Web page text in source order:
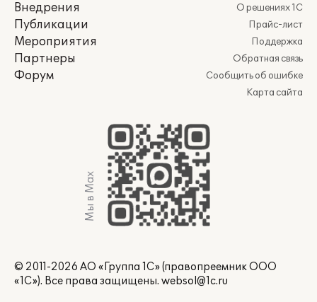
Внедрения
Публикации
Мероприятия
Партнеры
Форум
О решениях 1С
Прайс-лист
Поддержка
Обратная связь
Сообщить об ошибке
Карта сайта
Мы в Max
© 2011-2026 АО «Группа 1С» (правопреемник ООО
«1С»). Все права защищены. websol@1c.ru